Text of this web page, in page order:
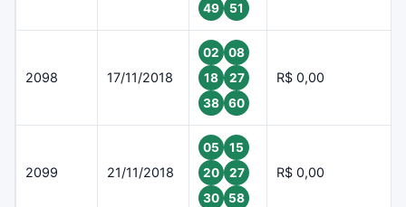
49
51
2098 17/11/2018
02
08
18
27
38
60
R$ 0,00
2099 21/11/2018
05
15
20
27
30
58
R$ 0,00